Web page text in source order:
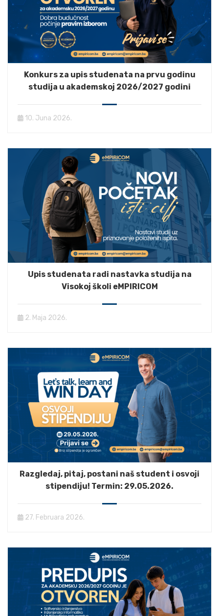
Konkurs za upis studenata na prvu godinu
studija u akademskoj 2026/2027 godini
10. Juna 2026.
Upis studenata radi nastavka studija na
Visokoj školi eMPIRICOM
2. Maja 2026.
Razgledaj, pitaj, postani naš student i osvoji
stipendiju! Termin: 29.05.2026.
27. Februara 2026.